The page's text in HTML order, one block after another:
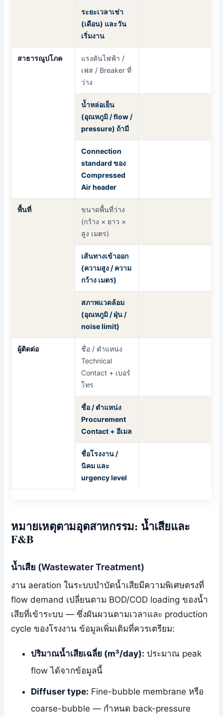
ระยะเวลาเช่า
(เดือน) และวัน
เริ่มงาน
สาธารณูปโภค
แรงดันไฟฟ้า /
เฟส / Breaker ที่
ว่าง
น้ำหล่อเย็น
(อุณหภูมิ / flow /
pressure) ถ้ามี
Connection
standard ของ
Compressed
Air header
พื้นที่
ขนาดพื้นที่ว่าง
(กว้าง × ยาว ×
สูง เมตร)
เส้นทางเข้าออก
(ความสูง / ความ
กว้าง เมตร)
สภาพแวดล้อม
(อุณหภูมิ / ฝุ่น /
noise limit)
ผู้ติดต่อ
ชื่อ / ตำแหน่ง
Technical
Contact + เบอร์
โทร
ชื่อ / ตำแหน่ง
Procurement
Contact + อีเมล
ชื่อโรงงาน /
นิคม และ
urgency level
หมายเหตุตามอุตสาหกรรม: น้ำเสียและ
F&B
น้ำเสีย (Wastewater Treatment)
งาน aeration ในระบบบำบัดน้ำเสียมีความพิเศษตรงที่
flow demand เปลี่ยนตาม BOD/COD loading ของน้ำ
เสียที่เข้าระบบ — ซึ่งผันผวนตามเวลาและ production
cycle ของโรงงาน ข้อมูลเพิ่มเติมที่ควรเตรียม:
ปริมาณน้ำเสียเฉลี่ย (m³/day): ประมาณ peak
flow ได้จากข้อมูลนี้
Diffuser type: Fine-bubble membrane หรือ
coarse-bubble — กำหนด back-pressure